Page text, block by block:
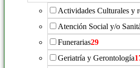
Actividades Culturales y
Atención Social y/o
Funerarias29
Geriatría y Gerontología